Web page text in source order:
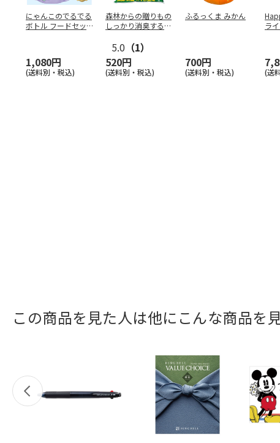
にゃんこのでるでる
ボトル フードセッ
1,080円
(送料別・税込)
森林からの贈りもの
しっかり消臭するひ
5.0 （1）
520円
(送料別・税込)
ふるっくま みかん
700円
(送料別・税込)
ラ
(送
この商品を見た人は他にこんな商品を